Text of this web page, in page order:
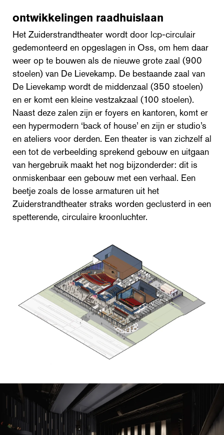
ontwikkelingen raadhuislaan
Het Zuiderstrandtheater wordt door lcp-circulair
gedemonteerd en opgeslagen in Oss, om hem daar
weer op te bouwen als de nieuwe grote zaal (900
stoelen) van De Lievekamp. De bestaande zaal van
De Lievekamp wordt de middenzaal (350 stoelen)
en er komt een kleine vestzakzaal (100 stoelen).
Naast deze zalen zijn er foyers en kantoren, komt er
een hypermodern ‘back of house’ en zijn er studio’s
en ateliers voor derden. Een theater is van zichzelf al
een tot de verbeelding sprekend gebouw en uitgaan
van hergebruik maakt het nog bijzonderder: dit is
onmiskenbaar een gebouw met een verhaal. Een
beetje zoals de losse armaturen uit het
Zuiderstrandtheater straks worden geclusterd in een
spetterende, circulaire kroonluchter.